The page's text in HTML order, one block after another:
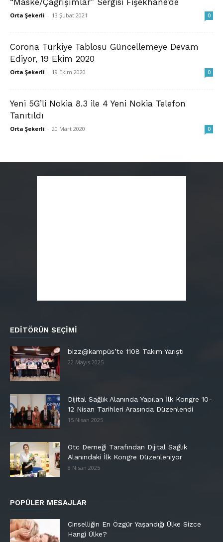
Orta Şekerli - 13 Şubat 2021 0
Corona Türkiye Tablosu Güncellemeye Devam
Ediyor, 19 Ekim 2020
Orta Şekerli - 19 Ekim 2020 0
Yeni 5G’li Nokia 8.3 ile 4 Yeni Nokia Telefon
Tanıtıldı
Orta Şekerli - 20 Mart 2020 0
EDITÖRÜN SEÇIMI
bizz@kampüs’te 1108 Takım Yarıştı
22 Mayıs 2025
Dijital Sağlık Alanında Yapılan İlk Kongre 10-
12 Nisan Tarihleri Arasında Düzenlendi
15 Nisan 2025
Otc Derneği Tarafından Dijital Sağlık
Alanındaki İlk Kongre Düzenleniyor
8 Nisan 2025
POPÜLER MESAJLAR
Cinselliğin En Özgür Yaşandığı Ülke Sizce
Hangi Ülke?